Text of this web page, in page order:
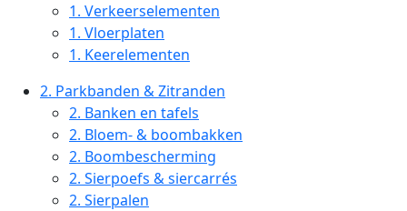
1. Verkeerselementen
1. Vloerplaten
1. Keerelementen
2. Parkbanden & Zitranden
2. Banken en tafels
2. Bloem- & boombakken
2. Boombescherming
2. Sierpoefs & siercarrés
2. Sierpalen